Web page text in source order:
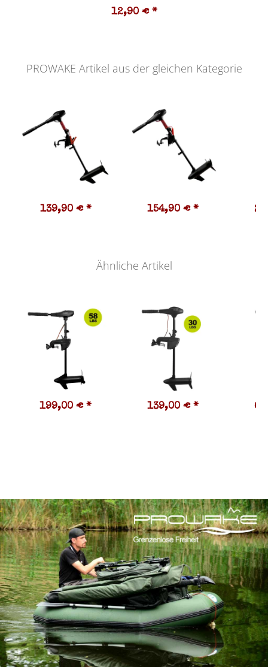
12,90 € *
PROWAKE Artikel aus der gleichen Kategorie
139,90 € * 154,90 € *
Ähnliche Artikel
199,00 € * 139,00 € *